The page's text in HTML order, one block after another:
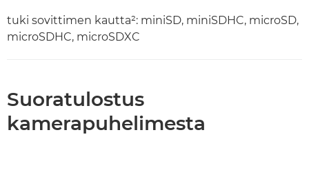
tuki sovittimen kautta²: miniSD, miniSDHC, microSD,
microSDHC, microSDXC
Suoratulostus
kamerapuhelimesta